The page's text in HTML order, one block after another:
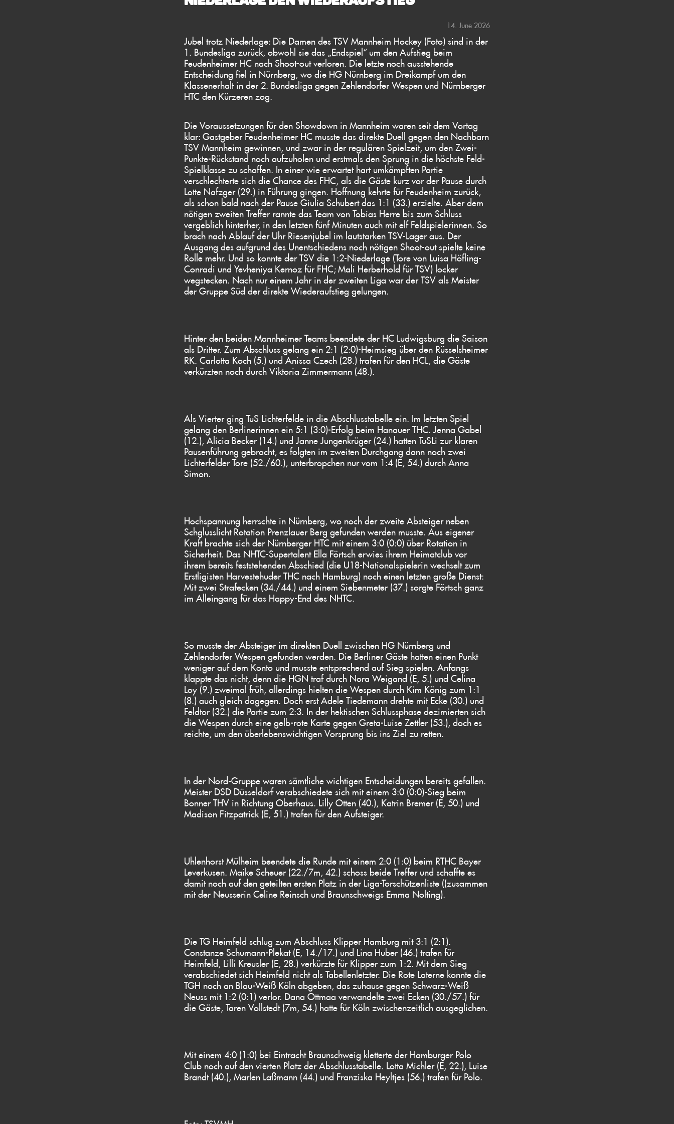
14. June 2026
Jubel trotz Niederlage: Die Damen des TSV Mannheim Hockey (Foto) sind in der
1. Bundesliga zurück, obwohl sie das „Endspiel“ um den Aufstieg beim
Feudenheimer HC nach Shoot-out verloren. Die letzte noch ausstehende
Entscheidung fiel in Nürnberg, wo die HG Nürnberg im Dreikampf um den
Klassenerhalt in der 2. Bundesliga gegen Zehlendorfer Wespen und Nürnberger
HTC den Kürzeren zog.
Die Voraussetzungen für den Showdown in Mannheim waren seit dem Vortag
klar: Gastgeber Feudenheimer HC musste das direkte Duell gegen den Nachbarn
TSV Mannheim gewinnen, und zwar in der regulären Spielzeit, um den Zwei-
Punkte-Rückstand noch aufzuholen und erstmals den Sprung in die höchste Feld-
Spielklasse zu schaffen. In einer wie erwartet hart umkämpften Partie
verschlechterte sich die Chance des FHC, als die Gäste kurz vor der Pause durch
Lotte Nafzger (29.) in Führung gingen. Hoffnung kehrte für Feudenheim zurück,
als schon bald nach der Pause Giulia Schubert das 1:1 (33.) erzielte. Aber dem
nötigen zweiten Treffer rannte das Team von Tobias Herre bis zum Schluss
vergeblich hinterher, in den letzten fünf Minuten auch mit elf Feldspielerinnen. So
brach nach Ablauf der Uhr Riesenjubel im lautstarken TSV-Lager aus. Der
Ausgang des aufgrund des Unentschiedens noch nötigen Shoot-out spielte keine
Rolle mehr. Und so konnte der TSV die 1:2-Niederlage (Tore von Luisa Höfling-
Conradi und Yevheniya Kernoz für FHC; Mali Herberhold für TSV) locker
wegstecken. Nach nur einem Jahr in der zweiten Liga war der TSV als Meister
der Gruppe Süd der direkte Wiederaufstieg gelungen.
Hinter den beiden Mannheimer Teams beendete der HC Ludwigsburg die Saison
als Dritter. Zum Abschluss gelang ein 2:1 (2:0)-Heimsieg über den Rüsselsheimer
RK. Carlotta Koch (5.) und Anissa Czech (28.) trafen für den HCL, die Gäste
verkürzten noch durch Viktoria Zimmermann (48.).
Als Vierter ging TuS Lichterfelde in die Abschlusstabelle ein. Im letzten Spiel
gelang den Berlinerinnen ein 5:1 (3:0)-Erfolg beim Hanauer THC. Jenna Gabel
(12.), Alicia Becker (14.) und Janne Jungenkrüger (24.) hatten TuSLi zur klaren
Pausenführung gebracht, es folgten im zweiten Durchgang dann noch zwei
Lichterfelder Tore (52./60.), unterbropchen nur vom 1:4 (E, 54.) durch Anna
Simon.
Hochspannung herrschte in Nürnberg, wo noch der zweite Absteiger neben
Schglusslicht Rotation Prenzlauer Berg gefunden werden musste. Aus eigener
Kraft brachte sich der Nürnberger HTC mit einem 3:0 (0:0) über Rotation in
Sicherheit. Das NHTC-Supertalent Ella Förtsch erwies ihrem Heimatclub vor
ihrem bereits feststehenden Abschied (die U18-Nationalspielerin wechselt zum
Erstligisten Harvestehuder THC nach Hamburg) noch einen letzten große Dienst:
Mit zwei Strafecken (34./44.) und einem Siebenmeter (37.) sorgte Förtsch ganz
im Alleingang für das Happy-End des NHTC.
So musste der Absteiger im direkten Duell zwischen HG Nürnberg und
Zehlendorfer Wespen gefunden werden. Die Berliner Gäste hatten einen Punkt
weniger auf dem Konto und musste entsprechend auf Sieg spielen. Anfangs
klappte das nicht, denn die HGN traf durch Nora Weigand (E, 5.) und Celina
Loy (9.) zweimal früh, allerdings hielten die Wespen durch Kim König zum 1:1
(8.) auch gleich dagegen. Doch erst Adele Tiedemann drehte mit Ecke (30.) und
Feldtor (32.) die Partie zum 2:3. In der hektischen Schlussphase dezimierten sich
die Wespen durch eine gelb-rote Karte gegen Greta-Luise Zettler (53.), doch es
reichte, um den überlebenswichtigen Vorsprung bis ins Ziel zu retten.
In der Nord-Gruppe waren sämtliche wichtigen Entscheidungen bereits gefallen.
Meister DSD Düsseldorf verabschiedete sich mit einem 3:0 (0:0)-Sieg beim
Bonner THV in Richtung Oberhaus. Lilly Otten (40.), Katrin Bremer (E, 50.) und
Madison Fitzpatrick (E, 51.) trafen für den Aufsteiger.
Uhlenhorst Mülheim beendete die Runde mit einem 2:0 (1:0) beim RTHC Bayer
Leverkusen. Maike Scheuer (22./7m, 42.) schoss beide Treffer und schaffte es
damit noch auf den geteilten ersten Platz in der Liga-Torschützenliste ((zusammen
mit der Neusserin Celine Reinsch und Braunschweigs Emma Nolting).
Die TG Heimfeld schlug zum Abschluss Klipper Hamburg mit 3:1 (2:1).
Constanze Schumann-Plekat (E, 14./17.) und Lina Huber (46.) trafen für
Heimfeld, Lilli Kreusler (E, 28.) verkürzte für Klipper zum 1:2. Mit dem Sieg
verabschiedet sich Heimfeld nicht als Tabellenletzter. Die Rote Laterne konnte die
TGH noch an Blau-Weiß Köln abgeben, das zuhause gegen Schwarz-Weiß
Neuss mit 1:2 (0:1) verlor. Dana Ottmaa verwandelte zwei Ecken (30./57.) für
die Gäste, Taren Vollstedt (7m, 54.) hatte für Köln zwischenzeitlich ausgeglichen.
Mit einem 4:0 (1:0) bei Eintracht Braunschweig kletterte der Hamburger Polo
Club noch auf den vierten Platz der Abschlusstabelle. Lotta Michler (E, 22.), Luise
Brandt (40.), Marlen Laßmann (44.) und Franziska Heyltjes (56.) trafen für Polo.